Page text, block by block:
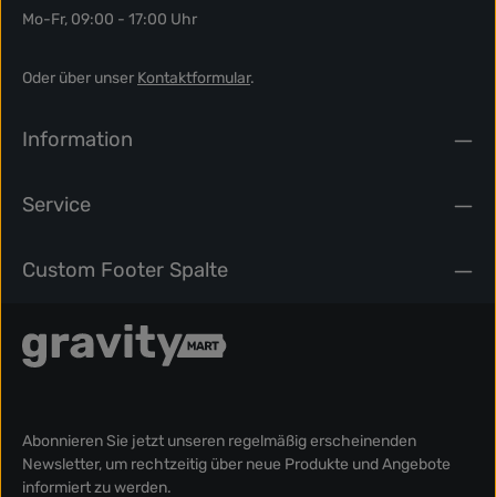
Mo-Fr, 09:00 - 17:00 Uhr
Oder über unser Kontaktformular.
Information
Service
Custom Footer Spalte
Abonnieren Sie jetzt unseren regelmäßig erscheinenden
Newsletter, um rechtzeitig über neue Produkte und Angebote
informiert zu werden.